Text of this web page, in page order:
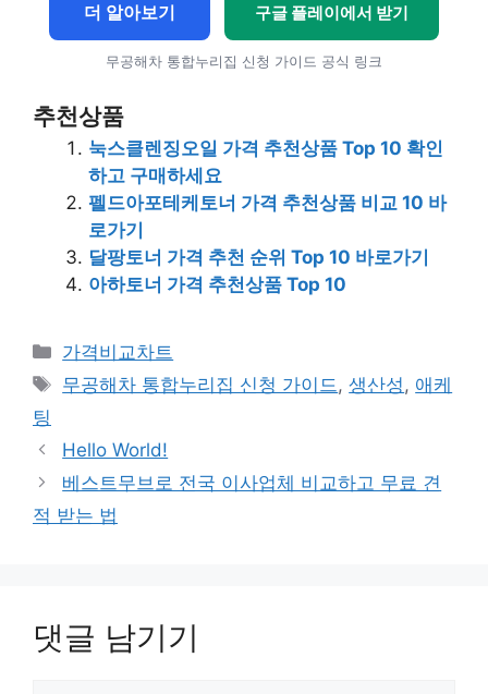
더 알아보기 구글 플레이에서 받기
무공해차 통합누리집 신청 가이드 공식 링크
추천상품
눅스클렌징오일 가격 추천상품 Top 10 확인
하고 구매하세요
펠드아포테케토너 가격 추천상품 비교 10 바
로가기
달팡토너 가격 추천 순위 Top 10 바로가기
아하토너 가격 추천상품 Top 10
카
테
가격비교차트
태
무공해차 통합누리집 신청 가이드,생산성, 애케
팅
Hello World!
베스트무브로 전국 이사업체 비교하고 무료 견
적 받는 법
댓글 남기기